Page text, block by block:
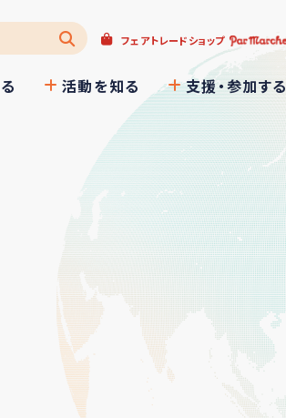
フェアトレードショップ
活動を知る 支援・参加する